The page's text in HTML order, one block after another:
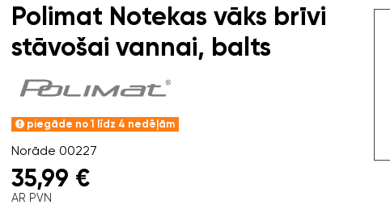
Polimat Notekas vāks brīvi
stāvošai vannai, balts
piegāde no 1 līdz 4 nedēļām
Norāde 00227
35,99 €
AR PVN